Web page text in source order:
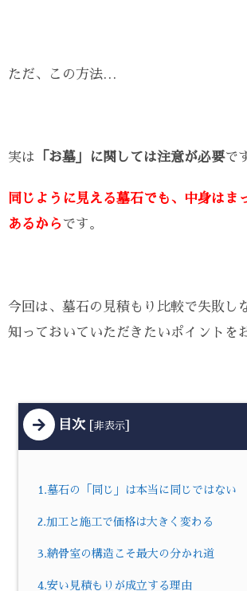
ただ、この方法…
実は 「お墓」に関しては注意が必要で
同じように見える墓石でも、中身はま
あるから です。
今回は、墓石の見積もり比較で失敗し
知っておいていただきたいポイントを
目次 非表示
1.墓石の「同じ」は本当に同じではない
2.加工と施工で価格は大きく変わる
3.納骨室の構造こそ最大の分かれ道
4.安い見積もりが成立する理由